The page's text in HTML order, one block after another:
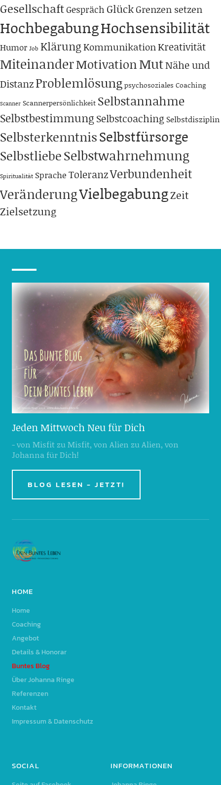
GesellschaftGespräch GlückGrenzen setzen
HochbegabungHochsensibilität
Humor Job KlärungKommunikationKreativität
MiteinanderMotivationMutNähe und
DistanzProblemlösungpsychosoziales Coaching
Scanner Scannerpersönlichkeit Selbstannahme
Selbstbestimmung Selbstcoaching Selbstdisziplin
SelbsterkenntnisSelbstfürsorge
SelbstliebeSelbstwahrnehmung
Spiritualität Sprache ToleranzVerbundenheit
VeränderungVielbegabungZeit
Zielsetzung
Jeden Mittwoch Neu für Dich
- von Misfit zu Misfit, von Alien zu Alien, von
Johanna für Dich!
BLOG LESEN - JETZT!
HOME
Home
Coaching
Angebot
Details & Honorar
Buntes Blog
Über Johanna Ringe
Referenzen
Kontakt
Impressum & Datenschutz
SOCIAL INFORMATIONEN